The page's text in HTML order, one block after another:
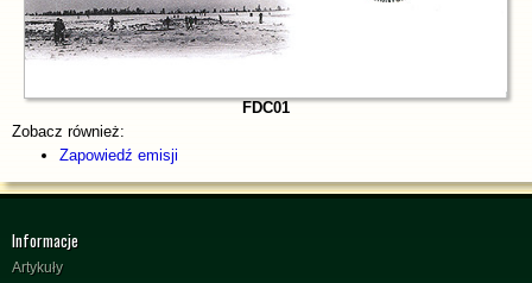
FDC01
Zobacz również:
Zapowiedź emisji
Informacje
Artykuły